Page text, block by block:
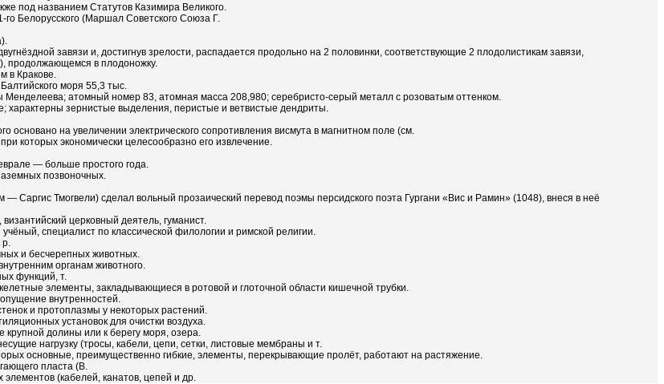
под названием Статутов Казимира Великого.
го Белорусского (Маршал Советского Союза Г.
завязи и, достигнув зрелости, распадается продольно на 2 половинки, соответствующие 2 плодолистикам завязи,
продолжающемся в плодоножку.
в Кракове.
моря 55,3 тыс.
Менделеева; атомный номер 83, атомная масса 208,980; серебристо-серый металл с розоватым оттенком.
характерны зернистые выделения, перистые и ветвистые дендриты.
основано на увеличении электрического сопротивления висмута в магнитном поле (см.
которых экономически целесообразно его извлечение.
— больше простого года.
позвоночных.
Саргис Тмогвели) сделал вольный прозаический перевод поэмы персидского поэта Гургани «Вис и Рамин» (1048), внеся в неё
церковный деятель, гуманист.
специалист по классической филологии и римской религии.
р.
и бесчерепных животных.
органам животного.
функций, т.
элементы, закладывающиеся в ротовой и глоточной области кишечной трубки.
внутренностей.
и протоплазмы у некоторых растений.
установок для очистки воздуха.
долины или к берегу моря, озера.
нагрузку (тросы, кабели, цепи, сетки, листовые мембраны и т.
основные, преимущественно гибкие, элементы, перекрывающие пролёт, работают на растяжение.
пласта (В.
элементов (кабелей, канатов, цепей и др.